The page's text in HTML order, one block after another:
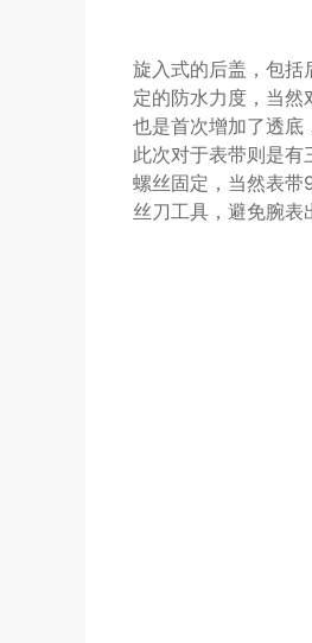
旋入式的后盖，包括
定的防水力度，当
也是首次增加了透底
此次对于表带则是
螺丝固定，当然表
丝刀工具，避免腕表